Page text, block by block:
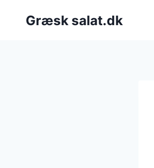
Græsk salat.dk